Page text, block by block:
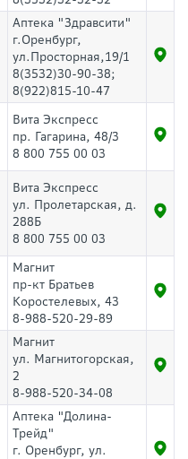
Аптека "Здравсити"
г.Оренбург,
ул.Просторная,19/1
8(3532)30-90-38;
8(922)815-10-47
Вита Экспресс
пр. Гагарина, 48/3
8 800 755 00 03
Вита Экспресс
ул. Пролетарская, д.
288Б
8 800 755 00 03
Магнит
пр-кт Братьев
Коростелевых, 43
8-988-520-29-89
Магнит
ул. Магнитогорская,
2
8-988-520-34-08
Аптека "Долина-
Трейд"
г. Оренбург, ул.